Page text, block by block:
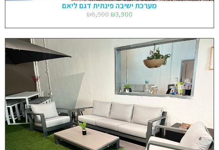
מערכת ישיבה פינתית דגם ליאם
₪6,900 ₪3,900